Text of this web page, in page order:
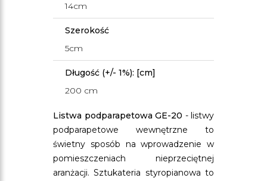
14cm
Szerokość
5cm
Długość (+/- 1%): [cm]
200 cm
Listwa podparapetowa GE-20 - listwy
podparapetowe wewnętrzne to
świetny sposób na wprowadzenie w
pomieszczeniach nieprzeciętnej
aranżacji. Sztukateria styropianowa to